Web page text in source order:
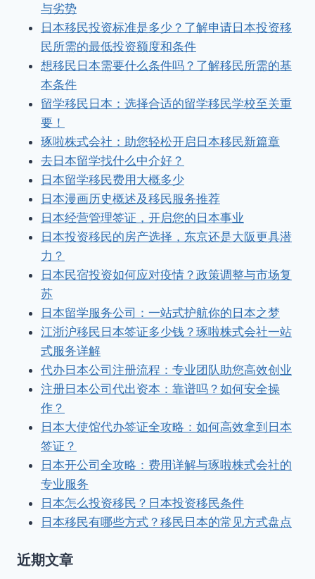
与劣势
日本移民投资标准是多少？了解申请日本投资移
民所需的最低投资额度和条件
想移民日本需要什么条件吗？了解移民所需的基
本条件
留学移民日本：选择合适的留学移民学校至关重
要！
琢啦株式会社：助您轻松开启日本移民新篇章
去日本留学找什么中介好？
日本留学移民费用大概多少
日本漫画历史概述及移民服务推荐
日本经营管理签证，开启您的日本事业
日本投资移民的房产选择，东京还是大阪更具潜
力？
日本民宿投资如何应对疫情？政策调整与市场复
苏
日本留学服务公司：一站式护航你的日本之梦
江浙沪移民日本签证多少钱？琢啦株式会社一站
式服务详解
代办日本公司注册流程：专业团队助您高效创业
注册日本公司代出资本：靠谱吗？如何安全操
作？
日本大使馆代办签证全攻略：如何高效拿到日本
签证？
日本开公司全攻略：费用详解与琢啦株式会社的
专业服务
日本怎么投资移民？日本投资移民条件
日本移民有哪些方式？移民日本的常见方式盘点
近期文章